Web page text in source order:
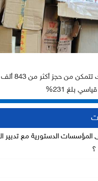
تقرير:
الدستورية مع تدبير
؟